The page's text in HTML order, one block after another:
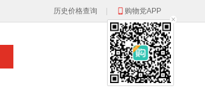
历史价格查询 购物党APP